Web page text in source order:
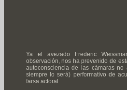
Ya el avezado Frederic
observación, nos ha prevenido de
autoconsciencia de las cámaras
siempre lo será) performativo de
farsa actoral.